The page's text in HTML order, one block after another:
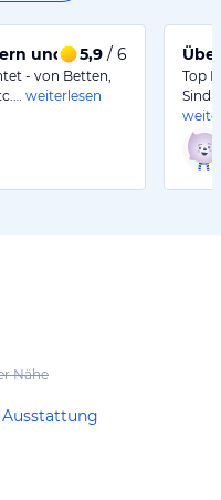
und super Preis
5,9 / 6
- von Betten,
weiterlesen
Top
Sind
Nähe